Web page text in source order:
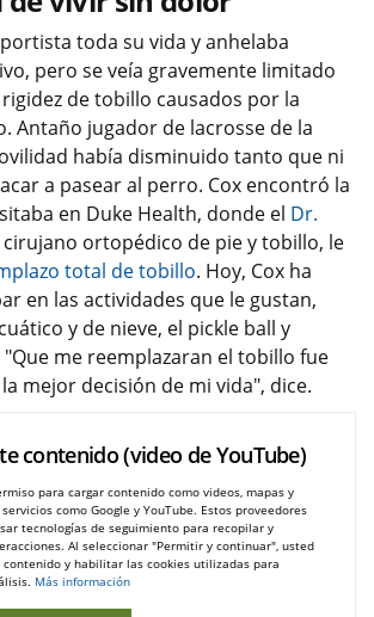
toda su vida y anhelaba
pero se veía gravemente limitado
de tobillo causados por la
Antaño jugador de lacrosse de la
había disminuido tanto que ni
a pasear al perro. Cox encontró la
en Duke Health, donde el Dr.
cirujano ortopédico de pie y tobillo, le
total de tobillo. Hoy, Cox ha
en las actividades que le gustan,
y de nieve, el pickle ball y
me reemplazaran el tobillo fue
mejor decisión de mi vida", dice.
contenido (video de YouTube)
para cargar contenido como videos, mapas y
como Google y YouTube. Estos proveedores
tecnologías de seguimiento para recopilar y
Al seleccionar "Permitir y continuar", usted
y habilitar las cookies utilizadas para
Más información